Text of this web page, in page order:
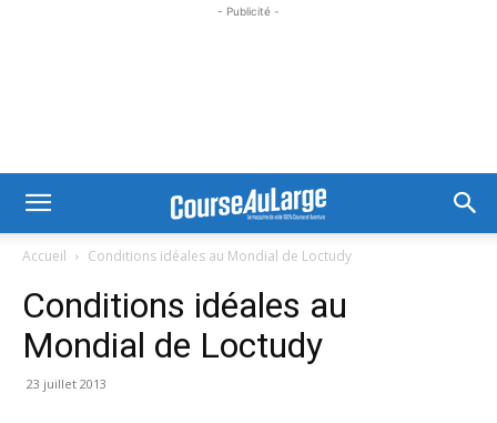
- Publicité -
Accueil Conditions idéales au Mondial de Loctudy
Conditions idéales au
Mondial de Loctudy
23 juillet 2013